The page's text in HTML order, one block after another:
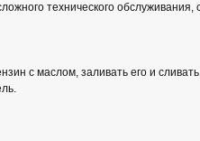
технического обслуживания,
с маслом, заливать его и